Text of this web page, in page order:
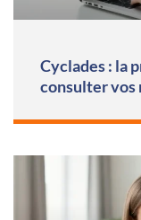
Cyclades : la
consulter vos